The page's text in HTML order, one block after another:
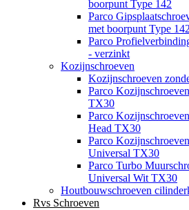
boorpunt Type 142
Parco
met boorpunt Type
Parco
- verzinkt
Kozijnschroeven
Kozijnschroeven
Parco
TX30
Parco
Head TX30
Parco
Universal TX30
Parco Turbo
Universal Wit TX30
Houtbouwschroeven
Rvs Schroeven